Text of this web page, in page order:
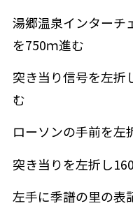
湯郷温泉インターチ
を750ｍ進む
突き当り信号を左折
む
ローソンの手前を左
突き当りを左折し
左手に季譜の里の表